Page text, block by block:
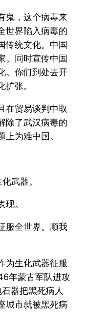
鬼，这个病毒来
世界陷入病毒的
传统文化。中国
。同时宣传中国
。你们到处去开
张。
在贸易谈判中取
除了武汉病毒的
为难中国。
武器。
。
服全世界。顺我
为生化武器征服
年蒙古军队进攻
器把黑死病人
城市就被黑死病